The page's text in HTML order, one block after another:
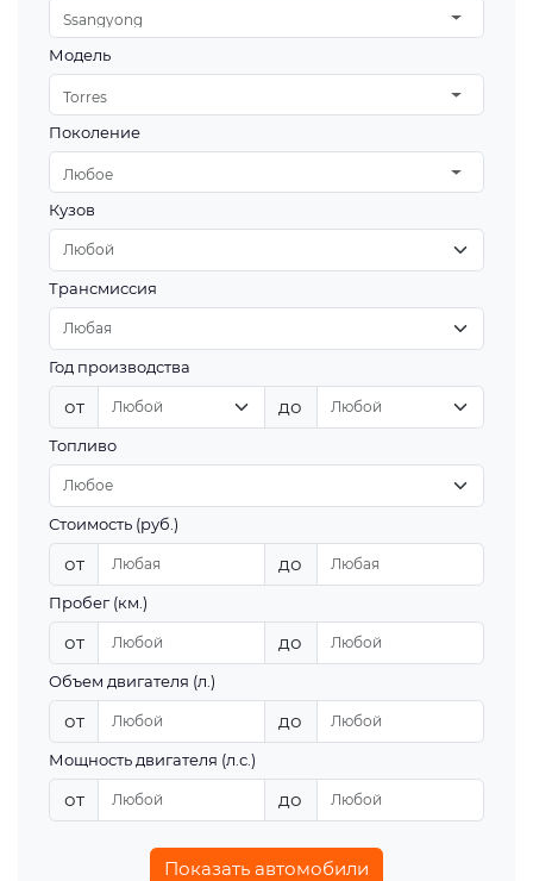
Ssangyong
Модель
Torres
Поколение
Любое
Кузов
Трансмиссия
Год производства
от до
Топливо
Стоимость (руб.)
от до
Пробег (км.)
от до
Объем двигателя (л.)
от до
Мощность двигателя (л.с.)
от до
Показать автомобили